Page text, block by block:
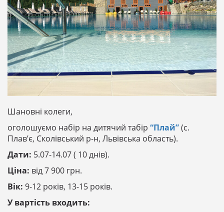
Шановні колеги,
оголошуємо набір на дитячий табір “Плай”(с.
Плав’є, Сколівський р-н, Львівська область).
Дати: 5.07-14.07 ( 10 днів).
Ціна: від 7 900 грн.
Вік: 9-12 років, 13-15 років.
У вартість входить: